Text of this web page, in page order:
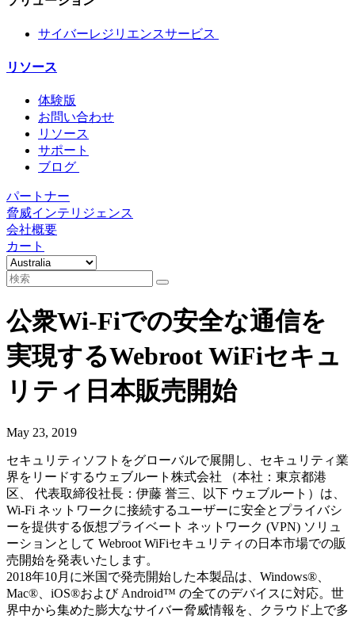
サイバーレジリエンスサービス
リソース
体験版
お問い合わせ
リソース
サポート
ブログ
パートナー
脅威インテリジェンス
会社概要
カート
公衆Wi-Fiでの安全な通信を
実現するWebroot WiFiセキュ
リティ日本販売開始
May 23, 2019
セキュリティソフトをグローバルで展開し、セキュリティ業
界をリードするウェブルート株式会社 （本社：東京都港
区、 代表取締役社長：伊藤 誉三、以下 ウェブルート）は、
Wi-Fi ネットワークに接続するユーザーに安全とプライバシ
ーを提供する仮想プライベート ネットワーク (VPN) ソリュ
ーションとして Webroot WiFiセキュリティの日本市場での販
売開始を発表いたします。
2018年10月に米国で発売開始した本製品は、 Windows®
Mac®
iOS®および Android™ の全てのデバイスに対応。世
界中から集めた膨大なサイバー脅威情報を、クラウド上で多